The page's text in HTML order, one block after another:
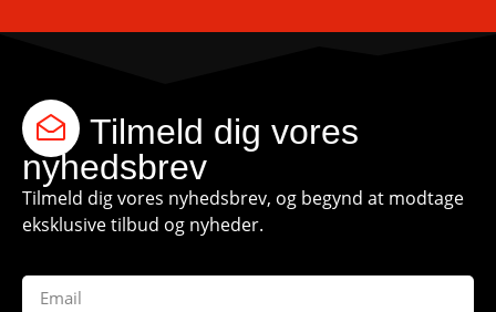
Tilmeld dig vores
nyhedsbrev
Tilmeld dig vores nyhedsbrev, og begynd at modtage
eksklusive tilbud og nyheder.